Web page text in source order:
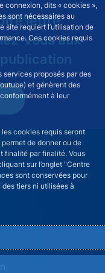
connexion, dits « cookies »,
sont nécessaires au
site requiert l’utilisation de
Ces cookies requis
services proposés par des
et génèrent des
à leur
cookies requis seront
de donner ou de
finalité par finalité. Vous
sur l’onglet "Centre
sont conservées pour
des tiers ni utilisées à
lettre
vous aux